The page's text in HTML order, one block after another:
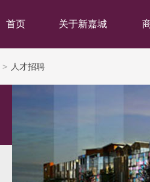
首页 关于新嘉城
> 人才招聘